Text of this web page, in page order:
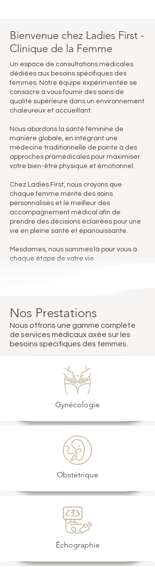
Bienvenue chez Ladies First -
Clinique de la Femme
Un espace de consultations médicales
dédiées aux besoins spécifiques des
femmes. Notre équipe expérimentée se
consacre à vous fournir des soins de
qualité supérieure dans un environnement
chaleureux et accueillant.
Nous abordons la santé féminine de
manière globale, en intégrant une
médecine traditionnelle de pointe à des
approches pramédicales pour maximiser
votre bien-être physique et émotionnel.​
Chez Ladies First, nous croyons que
chaque femme mérite des soins
personnalisés et le meilleur des
accompagnement médical afin de
prendre des décisions éclairées pour une
vie en pleine santé et épanouissante.
Mesdames, nous sommes là pour vous à
chaque étape de votre vie.
Nos Prestations
Nous offrons une gamme complète
de services médicaux axée sur les
besoins spécifiques des femmes.
Gynécologie
Obstétrique
Échographie